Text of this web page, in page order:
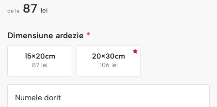
de la 87 lei
Dimensiune ardezie *
15×20cm
87 lei
20×30cm
106 lei
Numele dorit